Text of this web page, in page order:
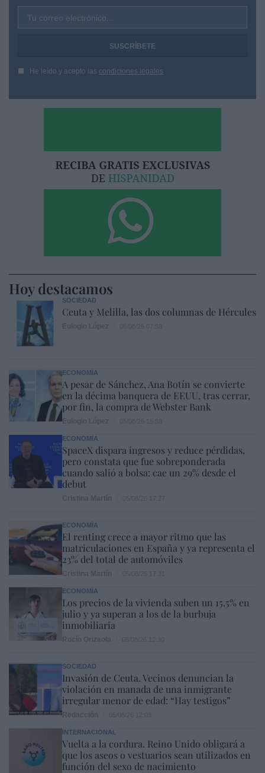
Tu correo electrónico...
He leído y acepto las condiciones legales
Hoy destacamos
SOCIEDAD
Ceuta y Melilla, las dos columnas de Hércules
ECONOMÍA
A pesar de Sánchez, Ana Botín se convierte
en la décima banquera de EEUU, tras cerrar,
por fin, la compra de Webster Bank
ECONOMÍA
SpaceX dispara ingresos y reduce pérdidas,
pero constata que fue sobreponderada
cuando salió a bolsa: cae un 29% desde el
debut
ECONOMÍA
El renting crece a mayor ritmo que las
matriculaciones en España y ya representa el
23% del total de automóviles
ECONOMÍA
Los precios de la vivienda suben un 15,5% en
julio y ya superan a los de la burbuja
inmobiliaria
SOCIEDAD
Invasión de Ceuta. Vecinos denuncian la
violación en manada de una inmigrante
irregular menor de edad: “Hay testigos”
INTERNACIONAL
Vuelta a la cordura. Reino Unido obligará a
que los aseos o vestuarios sean utilizados en
función del sexo de nacimiento